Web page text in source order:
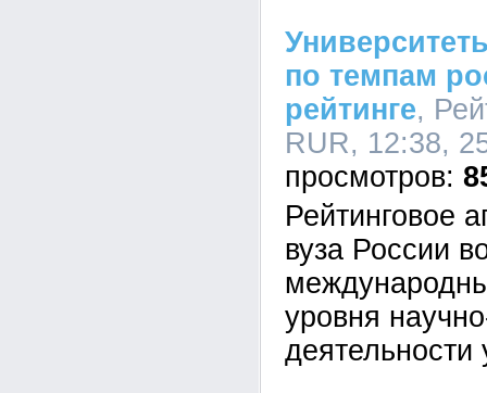
по темпам
рейтинге,
RUR, 12:38,
Рейтинговое
вуза России
уровня
деятельности